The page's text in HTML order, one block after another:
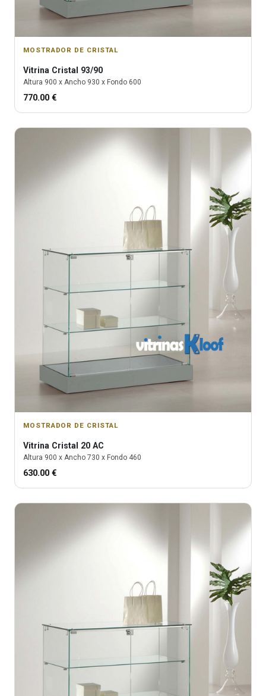
MOSTRADOR DE CRISTAL
Vitrina Cristal 93/90
Altura 900 x Ancho 930 x Fondo 600
770.00 €
MOSTRADOR DE CRISTAL
Vitrina Cristal 20 AC
Altura 900 x Ancho 730 x Fondo 460
630.00 €